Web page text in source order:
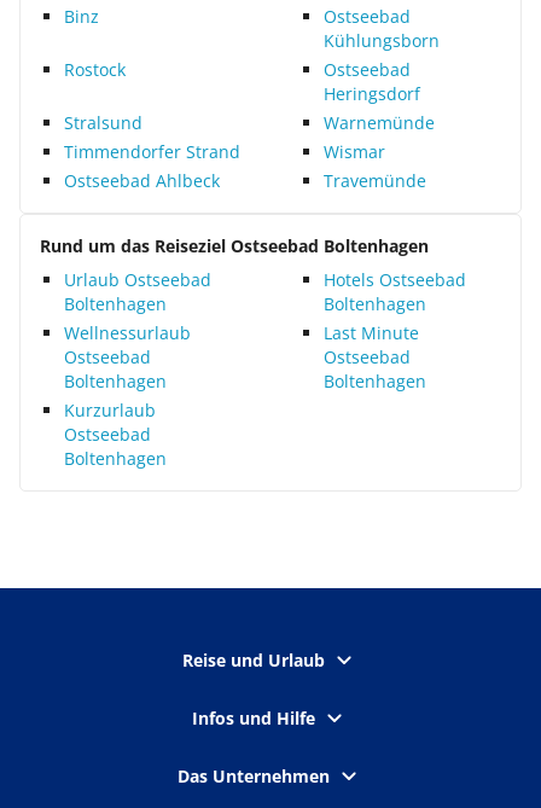
Binz
Ostseebad
Kühlungsborn
Rostock
Ostseebad
Heringsdorf
Stralsund
Warnemünde
Timmendorfer Strand
Wismar
Ostseebad Ahlbeck
Travemünde
Rund um das Reiseziel Ostseebad Boltenhagen
Urlaub Ostseebad
Boltenhagen
Hotels Ostseebad
Boltenhagen
Wellnessurlaub
Ostseebad
Boltenhagen
Last Minute
Ostseebad
Boltenhagen
Kurzurlaub
Ostseebad
Boltenhagen
Reise und Urlaub
Infos und Hilfe
Das Unternehmen